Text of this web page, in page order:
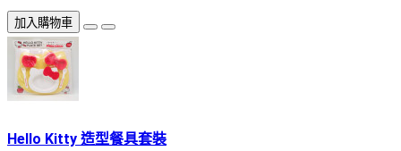
加入購物車
Hello Kitty 造型餐具套裝